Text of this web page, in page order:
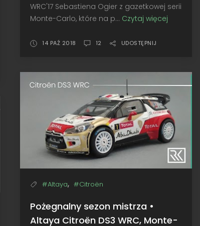
WRC'17 Sebastiena Ogier z gazetkowej serii
Monte-Carlo, które na p... Czytaj więcej
Altaya
14 PAŹ 2018 12 UDOSTĘPNIJ
#Altaya, #Citroën
Pożegnalny sezon mistrza •
Altaya Citroën DS3 WRC, Monte-